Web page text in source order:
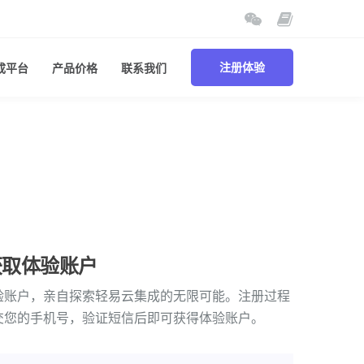
平台 产品价格 联系我们 注册体验
体验账户
户，亲自探索轻易云集成的无限可能。注册过程
的手机号，验证短信后即可获得体验账户。